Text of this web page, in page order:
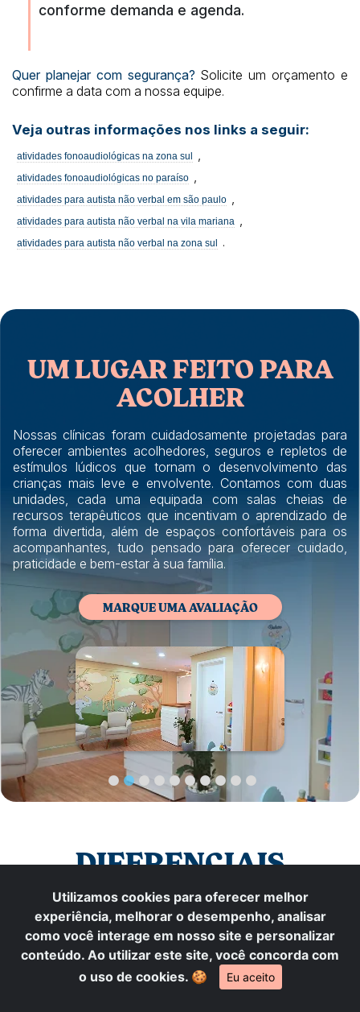
conforme demanda e agenda.
Quer planejar com segurança? Solicite um orçamento e
confirme a data com a nossa equipe.
Veja outras informações nos links a seguir:
atividades fonoaudiológicas na zona sul
atividades fonoaudiológicas no paraíso
atividades para autista não verbal em são paulo
atividades para autista não verbal na vila mariana
atividades para autista não verbal na zona sul .
UM LUGAR FEITO PARA
ACOLHER
Nossas clínicas foram cuidadosamente projetadas para
oferecer ambientes acolhedores, seguros e repletos de
estímulos lúdicos que tornam o desenvolvimento das
crianças mais leve e envolvente. Contamos com duas
unidades, cada uma equipada com salas cheias de
recursos terapêuticos que incentivam o aprendizado de
forma divertida, além de espaços confortáveis para os
acompanhantes, tudo pensado para oferecer cuidado,
praticidade e bem-estar à sua família.
MARQUE UMA AVALIAÇÃO
DIFERENCIAIS
LITTLE TEA
Utilizamos cookies para oferecer melhor
experiência, melhorar o desempenho, analisar
como você interage em nosso site e personalizar
conteúdo. Ao utilizar este site, você concorda com
o uso de cookies. 🍪 Eu aceito